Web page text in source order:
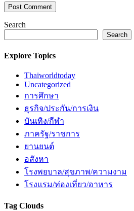
Search
Search
Explore Topics
Thaiworldtoday
Uncategorized
การศึกษา
ธุรกิจ/ประกัน/การเงิน
บันเทิง/กีฬา
ภาครัฐ/ราชการ
ยานยนต์
อสังหา
โรงพยบาล/สุขภาพ/ความงาม
โรงแรม/ท่องเที่ยว/อาหาร
Tag Clouds